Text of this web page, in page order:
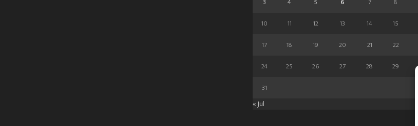
10
11 12 13 14 15
17
18 19 20 21 22
24
25 26 27 28 29
31
« Jul